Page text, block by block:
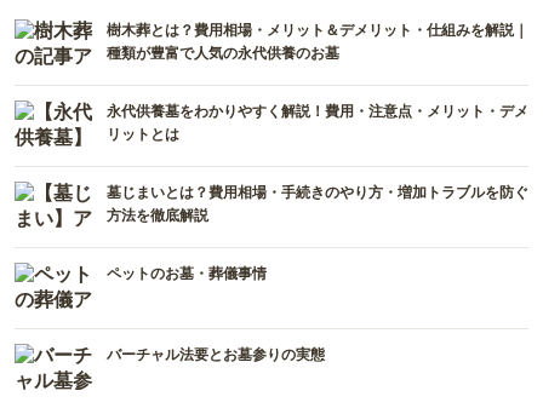
長野県
奈良県
和歌山県
島根県
香川県
愛媛県
徳島県
宮崎県
佐賀県
長崎県
鹿児島県
樹木葬とは？費用相場・メリット＆デメリット・仕組みを解説｜
種類が豊富で人気の永代供養のお墓
永代供養墓をわかりやすく解説！費用・注意点・メリット・デメ
リットとは
墓じまいとは？費用相場・手続きのやり方・増加トラブルを防ぐ
方法を徹底解説
ペットのお墓・葬儀事情
バーチャル法要とお墓参りの実態